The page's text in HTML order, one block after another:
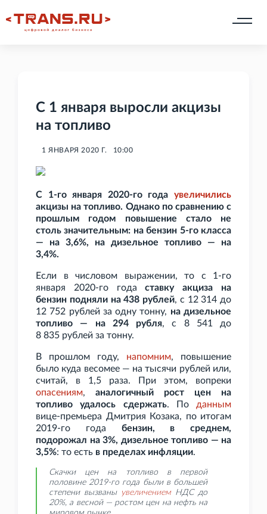
С 1 января выросли акцизы
на топливо
1 ЯНВАРЯ 2020 Г. 10:00
С 1-го января 2020-го года увеличились
акцизы на топливо. Однако по сравнению с
прошлым годом повышение стало не
столь значительным: на бензин 5-го класса
— на 3,6%, на дизельное топливо — на
3,4%.
Если в числовом выражении, то с 1-го
января 2020-го годаставку акциза на
бензин подняли на 438 рублей, с 12 314 до
12 752 рублей за одну тонну, на дизельное
топливо — на 294
рубля, с 8
541 до
8 835 рублей за тонну.
В прошлом году, напомним, повышение
было куда весомее — на тысячи рублей или,
считай, в 1,5
раза. При этом, вопреки
опасениям, аналогичный рост цен на
топливо удалось сдержать. По данным
вице-премьера Дмитрия Козака, по итогам
2019-го года бензин, в среднем,
подорожал на 3%, дизельное топливо — на
3,5%: то есть в пределах инфляции.
Скачки цен на топливо в первой
половине 2019-го года были в большей
степени вызваны увеличениемНДС до
20%, а весной — ростом цен на нефть на